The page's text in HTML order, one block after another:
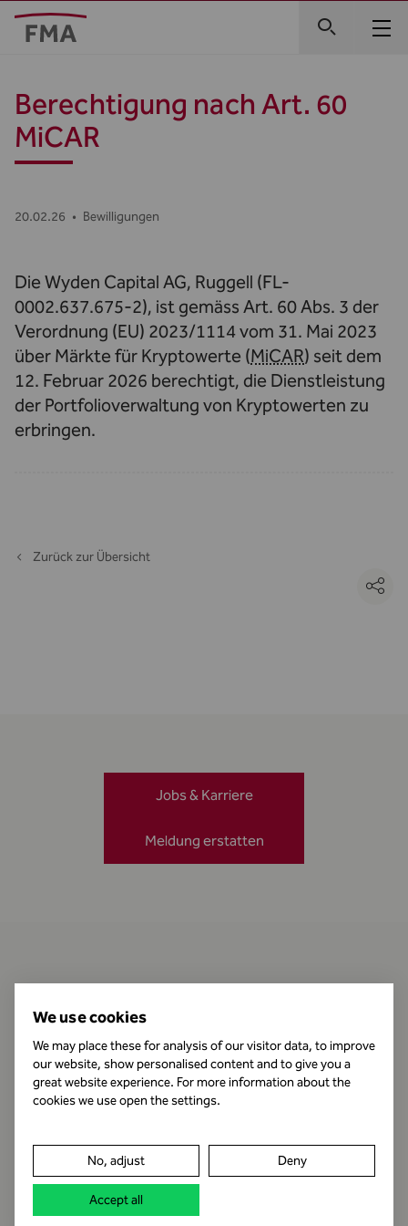
Berechtigung nach Art. 60
MiCAR
20.02.26 • Bewilligungen
Die Wyden Capital AG, Ruggell (FL-
0002.637.675-2), ist gemäss Art. 60 Abs. 3 der
Verordnung (EU) 2023/1114 vom 31. Mai 2023
über Märkte für Kryptowerte (MiCAR) seit dem
12. Februar 2026 berechtigt, die Dienstleistung
der Portfolioverwaltung von Kryptowerten zu
erbringen.
Zurück zur Übersicht
Öffnungszeiten
Datenschutz
Rechtshinweis
Jobs & Karriere
Meldung erstatten
We use cookies
We may place these for analysis of our visitor data, to improve
our website, show personalised content and to give you a
great website experience. For more information about the
cookies we use open the settings.
No, adjust Deny
Accept all